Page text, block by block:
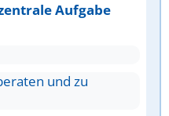
Aufgabe
und zu